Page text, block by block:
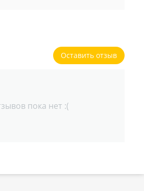
Оставить отзыв
пока нет :(